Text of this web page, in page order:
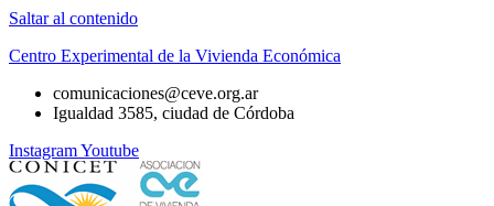
Saltar al contenido
Centro Experimental de la Vivienda Económica
comunicaciones@ceve.org.ar
Igualdad 3585, ciudad de Córdoba
InstagramYoutube